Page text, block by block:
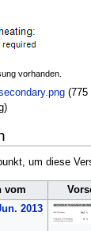
vorhanden.
(775
)
um diese
vom
2013